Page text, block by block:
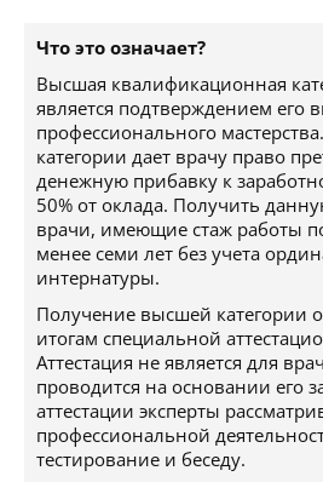
Что это означает?
Высшая квалификационная
является подтверждением его
профессионального
категории дает врачу право
денежную прибавку к
50% от оклада. Получить
врачи, имеющие стаж работы
менее семи лет без учета
интернатуры.
Получение высшей категории
итогам специальной
Аттестация не является для
проводится на основании его
аттестации эксперты
профессиональной
тестирование и беседу.